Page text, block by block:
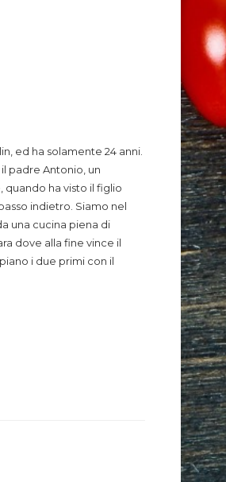
ed ha solamente 24 anni.
padre Antonio, un
ha visto il figlio
indietro. Siamo nel
una cucina piena di
dove alla fine vince il
i due primi con il